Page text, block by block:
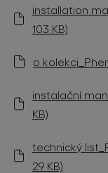
installation
103 KB)
o
instalační
KB)
technický
29 KB)